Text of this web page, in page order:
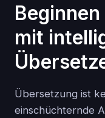
mit
Übersetzung ist
einschüchternde